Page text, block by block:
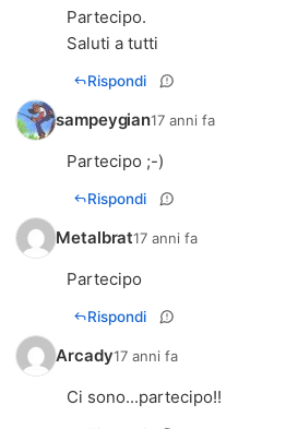
Partecipo.
Saluti a tutti
Rispondi
sampeygian17 anni fa
Partecipo ;-)
Rispondi
Metalbrat17 anni fa
Partecipo
Rispondi
Arcady17 anni fa
Ci sono...partecipo!!